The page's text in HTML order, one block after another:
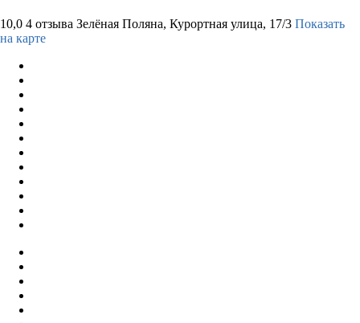
10,0 4 отзыва Зелёная Поляна, Курортная улица, 17/3 Показать
на карте